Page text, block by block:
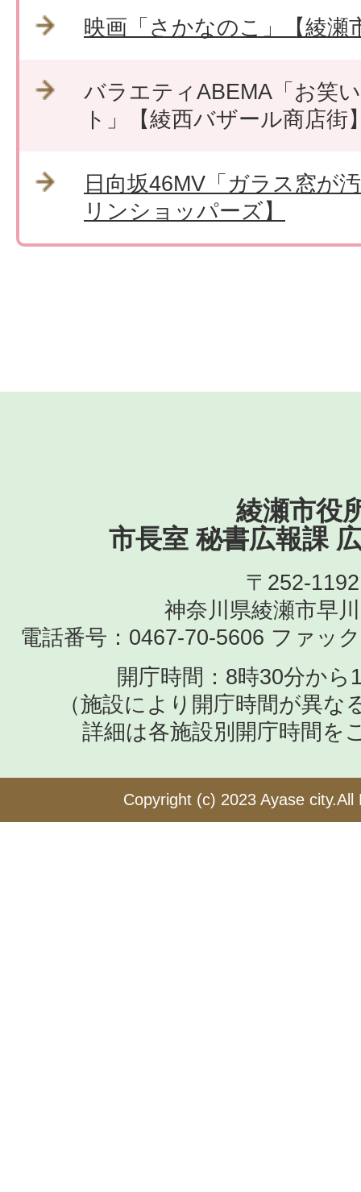
映画「さかなのこ」【綾瀬
バラエティABEMA「お笑
ト」【綾西バザール商店街
日向坂46MV「ガラス窓が
リンショッパーズ】
綾瀬市役
市長室 秘書広報課
〒252-1192
神奈川県綾瀬市早
電話番号：0467-70-5606 ファッ
開庁時間：8時30分から
（施設により開庁時間が異な
詳細は各施設別開庁時間を
Copyright (c) 2023 Ayase city.All